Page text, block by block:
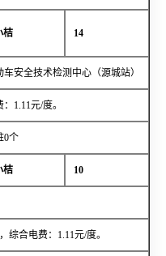
桔 14
安全技术检测中心（源城站）
1.11元/度。
0个
桔 10
综合电费：1.11元/度。